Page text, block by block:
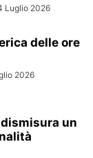
Luglio 2026
delle ore
2026
un